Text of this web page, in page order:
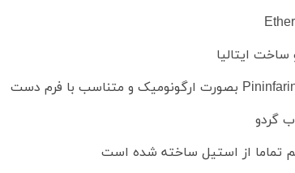
ایتالیا
گردو
تماما از استیل ساخته شده است